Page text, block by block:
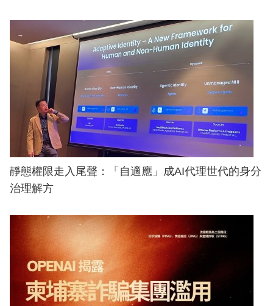
靜態權限走入尾聲：「自適應」成AI代理世代的身分
治理解方